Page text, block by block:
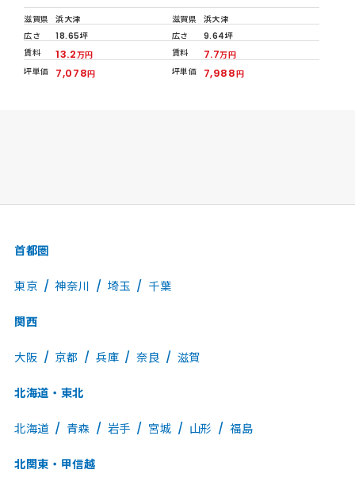
滋賀県
浜大津
広さ
18.65坪
賃料
13.2万円
坪単価
7,078円
滋賀県
浜大津
広さ
9.64坪
賃料
7.7万円
坪単価
7,988円
首都圏
東京 神奈川 埼玉 千葉
関西
大阪 京都 兵庫 奈良 滋賀
北海道・東北
北海道 青森 岩手 宮城 山形 福島
北関東・甲信越